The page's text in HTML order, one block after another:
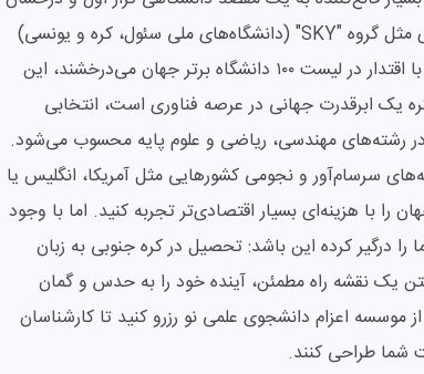
تبدیل شده است. وجود دانشگاه‌های افسانه‌ای و قدرتمندی مثل گروه "SKY" (دانشگاه‌های ملی سئول، کره و یونسی)
در کنار غول‌های تکنولوژی مانند KAIST و POSTECH که با اقتدار در لیست ۱۰۰ دانشگاه برتر جهان می‌درخشند، این
یک ابرقدرت جهانی در عرصه فناوری است، انتخابی
در رشته‌های مهندسی، ریاضی و علوم پایه محسوب می‌شود.
سرسام‌آور و نجومی کشورهایی مثل آمریکا، انگلیس یا
را با هزینه‌ای بسیار اقتصادی‌تر تجربه کنید. اما با وجود
درگیر کرده این باشد: تحصیل در کره جنوبی به زبان
یک نقشه راه مطمئن، آینده خود را به حدس و گمان
موسسه اعزام دانشجوی علمی نو رزرو کنید تا کارشناسان
شما طراحی کنند.